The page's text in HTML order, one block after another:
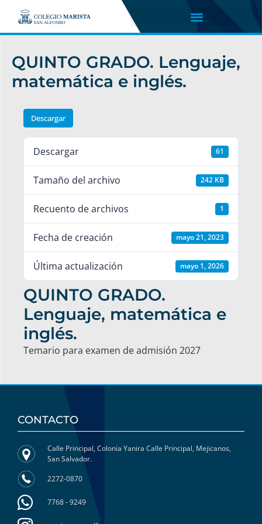
QUINTO GRADO. Lenguaje,
matemática e inglés.
Descargar
Descargar 61
Tamaño del archivo 242 KB
Recuento de archivos 1
Fecha de creación mayo 21, 2023
Última actualización mayo 1, 2026
QUINTO GRADO.
Lenguaje, matemática e
inglés.
Temario para examen de admisión 2027
CONTACTO
Calle Principal, Colonia Yanira Calle Principal, Mejicanos,
San Salvador.
2272-0870
7768 - 9249